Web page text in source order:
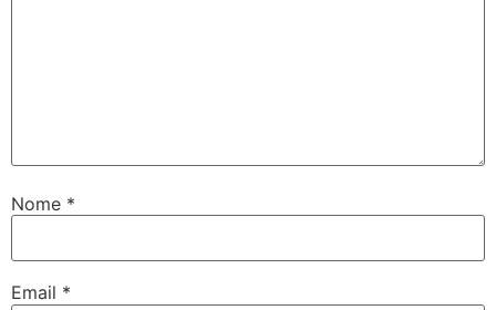
Nome *
Email *